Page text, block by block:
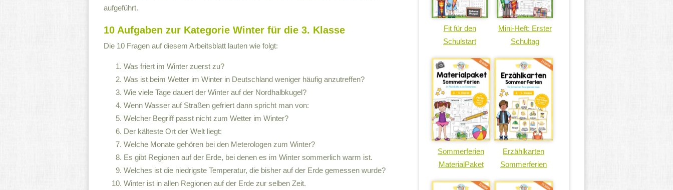
aufgeführt.
10 Aufgaben zur Kategorie Winter für die 3. Klasse
Die 10 Fragen auf diesem Arbeitsblatt lauten wie folgt:
Was friert im Winter zuerst zu?
Was ist beim Wetter im Winter in Deutschland weniger häufig anzutreffen?
Wie viele Tage dauert der Winter auf der Nordhalbkugel?
Wenn Wasser auf Straßen gefriert dann spricht man von:
Welcher Begriff passt nicht zum Wetter im Winter?
Der kälteste Ort der Welt liegt:
Welche Monate gehören bei den Meterologen zum Winter?
Es gibt Regionen auf der Erde, bei denen es im Winter sommerlich warm ist.
Welches ist die niedrigste Temperatur, die bisher auf der Erde gemessen wurde?
Winter ist in allen Regionen auf der Erde zur selben Zeit.
Fit für den
Schulstart
Mini-Heft: Erster
Schultag
Sommerferien
MaterialPaket
Erzählkarten
Sommerferien